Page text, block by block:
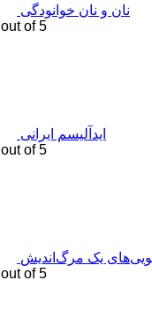
نان و نان خوانودگی
out of 5
اید‌آلیسم ایرانی
out of 5
یک مرگ‌اندیش
out of 5